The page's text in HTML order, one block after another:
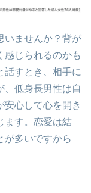
いませんか？背が
感じられるのかも
話すとき、相手に
、低身長男性は自
安心して心を開き
ます。恋愛は結
が多いですから